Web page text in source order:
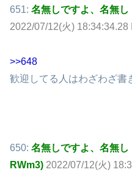
651: 名無しですよ、名無し
2022/07/12(火) 18:34:34.28
>>648
歓迎してる人はわざわざ書
650: 名無しですよ、名無し
RWm3) 2022/07/12(火)